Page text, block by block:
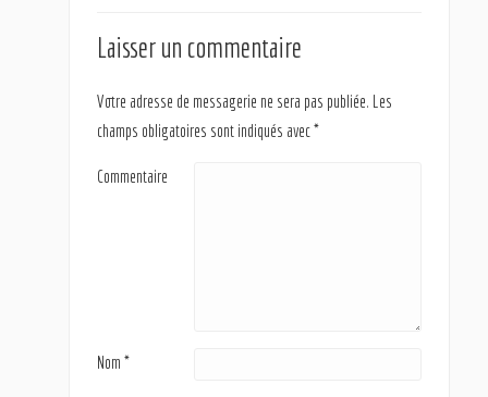
Laisser un commentaire
Votre adresse de messagerie ne sera pas publiée. Les
champs obligatoires sont indiqués avec*
Commentaire
Nom*